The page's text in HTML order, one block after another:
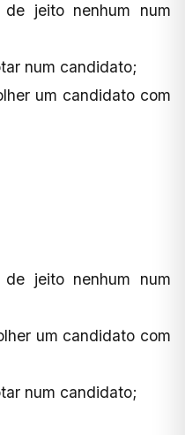
jeito nenhum num
num candidato;
um candidato com
jeito nenhum num
um candidato com
num candidato;